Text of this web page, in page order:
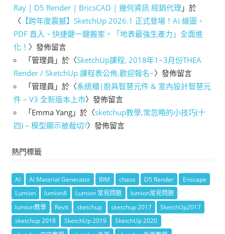
Ray | D5 Render | BricsCAD | 幾何資訊 經銷代理 」於
〈 【跨年度震撼】SketchUp 2026.1 正式登場！AI 繪圖、
PDF 直入、快捷鍵一鍵搬家，「地表最強生產力」全面進
化！ 〉發佈留言
「管理員 」於〈SketchUp課程, 2018年1~3月份THEA
Render / SketchUp 課程表公佈,歡迎報名~〉發佈留言
「管理員 」於〈系統櫃|廚具智慧元件 & 室內設計智慧元
件 – V3 全新版本上市〉發佈留言
「Emma Yang 」於〈sketchup教學,常忽略的小技巧(十
四) – 模型顯示被裁切?〉發佈留言
熱門標籤
AI AI Material Generator BIM chaos D5 Render
Enscape
Lumion
lumion8 Lumion 常見問題
lumion常見問題
lumion教學
Revit sketchup sketchup 2017
SketchUp2017
sketchup 2018
SketchUp 2019
SketchUp 2020